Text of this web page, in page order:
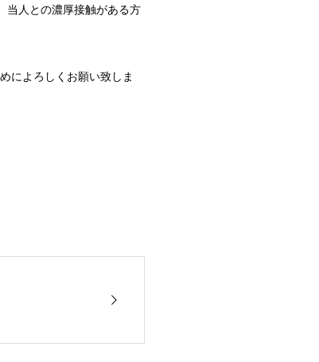
当人との濃厚接触がある方
によろしくお願い致しま